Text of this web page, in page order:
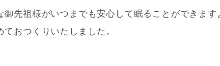
御先祖様がいつまでも安心して眠ることができま
ておつくりいたしました。